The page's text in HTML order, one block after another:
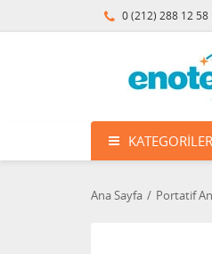
0 (212) 288 12 58
KATEGORILER
Ana Sayfa Portatif